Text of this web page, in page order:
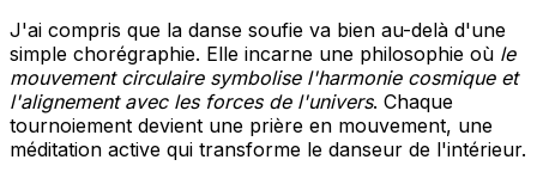
J'ai compris que la danse soufie va bien au-delà d'une
simple chorégraphie. Elle incarne une philosophie où le
mouvement circulaire symbolise l'harmonie cosmique et
l'alignement avec les forces de l'univers. Chaque
tournoiement devient une prière en mouvement, une
méditation active qui transforme le danseur de l'intérieur.